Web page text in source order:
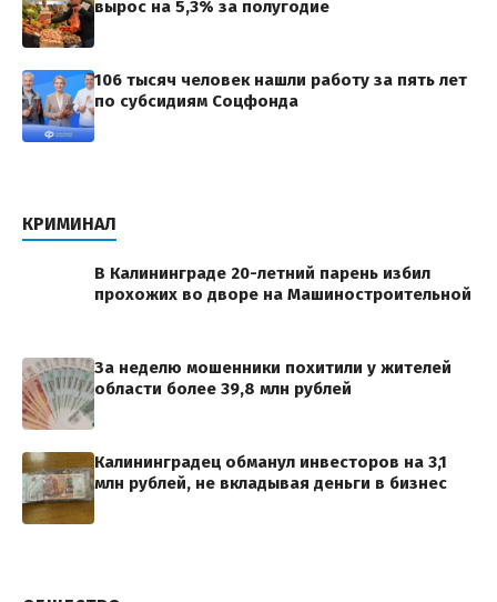
вырос на 5,3% за полугодие
106 тысяч человек нашли работу за пять лет
по субсидиям Соцфонда
КРИМИНАЛ
В Калининграде 20-летний парень избил
прохожих во дворе на Машиностроительной
За неделю мошенники похитили у жителей
области более 39,8 млн рублей
Калининградец обманул инвесторов на 3,1
млн рублей, не вкладывая деньги в бизнес